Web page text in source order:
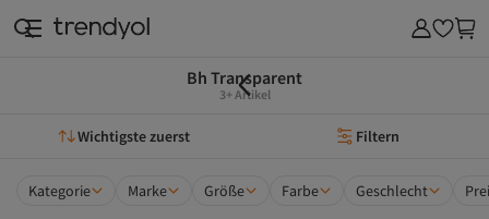
Bh Transparent
3+ Artikel
Wichtigste zuerst Filtern
Kategorie Marke Größe Farbe Geschlecht